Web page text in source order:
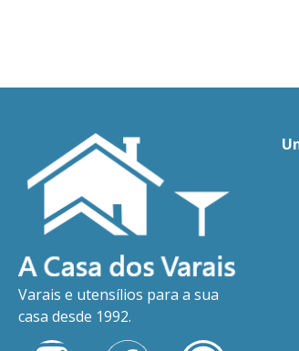
Varais e utensílios para a sua
casa desde 1992.